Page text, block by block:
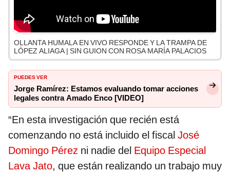
OLLANTA HUMALA EN VIVO RESPONDE Y LA TRAMPA DE
LÓPEZ ALIAGA | SIN GUION CON ROSA MARÍA PALACIOS
PUEDES VER
Jorge Ramírez: Estamos evaluando tomar acciones
legales contra Amado Enco [VIDEO]
“En esta investigación que recién está
comenzando no está incluido el fiscal José
Domingo Pérez ni nadie del Equipo Especial
Lava Jato, que están realizando un trabajo muy